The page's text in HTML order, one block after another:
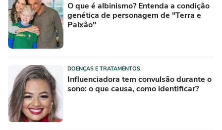
O que é albinismo? Entenda a condição
genética de personagem de "Terra e
Paixão"
DOENÇAS E TRATAMENTOS
Influenciadora tem convulsão durante o
sono: o que causa, como identificar?